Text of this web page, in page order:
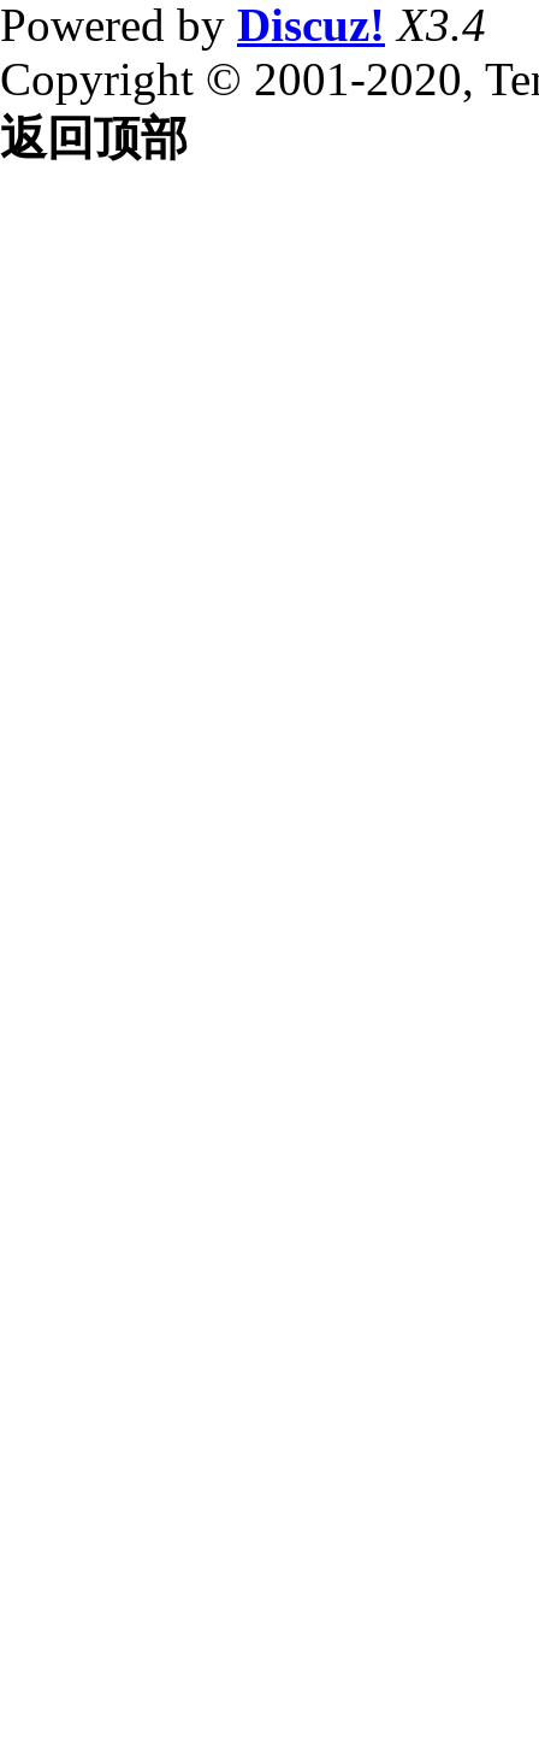
Powered by Discuz! X3.4
Copyright © 2001-2020,
返回顶部